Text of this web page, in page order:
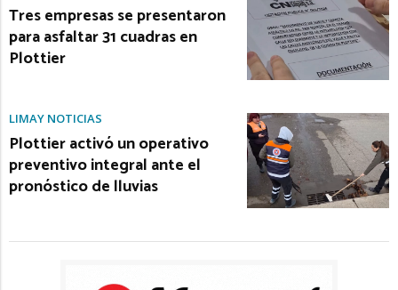
Tres empresas se presentaron
para asfaltar 31 cuadras en
Plottier
LIMAY NOTICIAS
Plottier activó un operativo
preventivo integral ante el
pronóstico de lluvias